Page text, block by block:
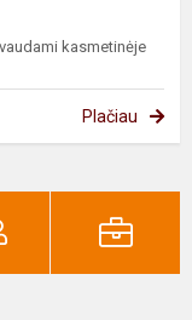
kasmetinėje
Plačiau